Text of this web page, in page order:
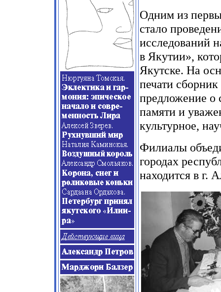
Одним из
стало
исследований
в Якутии»,
Якутске. На
печати
предложение о
памяти и
культурное,
Филиалы
городах
находится в г.